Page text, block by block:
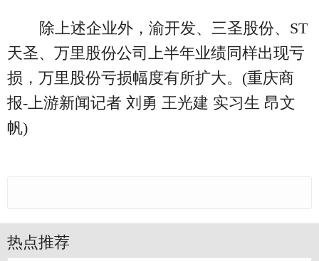
除上述企业外，渝开发、三圣股份、ST
天圣、万里股份公司上半年业绩同样出现亏
损，万里股份亏损幅度有所扩大。(重庆商
报-上游新闻记者 刘勇 王光建 实习生 昂文
帆)
热点推荐